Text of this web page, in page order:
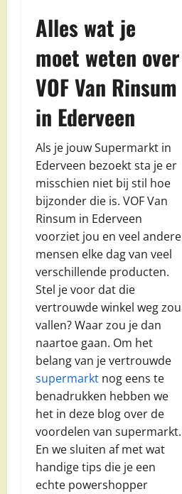
Alles wat je
moet weten over
VOF Van Rinsum
in Ederveen
Als je jouw Supermarkt in
Ederveen bezoekt sta je er
misschien niet bij stil hoe
bijzonder die is. VOF Van
Rinsum in Ederveen
voorziet jou en veel andere
mensen elke dag van veel
verschillende producten.
Stel je voor dat die
vertrouwde winkel weg zou
vallen? Waar zou je dan
naartoe gaan. Om het
belang van je vertrouwde
supermarkt nog eens te
benadrukken hebben we
het in deze blog over de
voordelen van supermarkt.
En we sluiten af met wat
handige tips die je een
echte powershopper